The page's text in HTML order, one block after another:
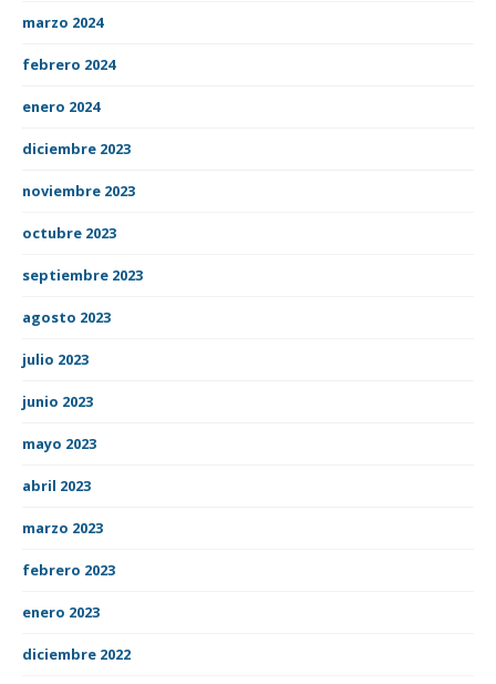
marzo 2024
febrero 2024
enero 2024
diciembre 2023
noviembre 2023
octubre 2023
septiembre 2023
agosto 2023
julio 2023
junio 2023
mayo 2023
abril 2023
marzo 2023
febrero 2023
enero 2023
diciembre 2022